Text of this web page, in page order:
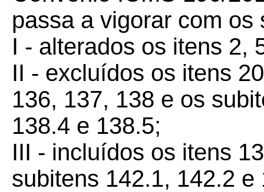
passa a vigorar com os
I - alterados os itens 2,
II - excluídos os itens
136, 137, 138 e os
138.4 e 138.5;
III - incluídos os itens
subitens 142.1, 142.2 e